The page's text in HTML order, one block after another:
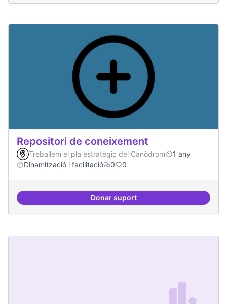
Repositori de coneixement
Treballem el pla estratègic del Canòdrom
1 any
Dinamització i facilitació
0 0
Donar suportRepositori de coneixement